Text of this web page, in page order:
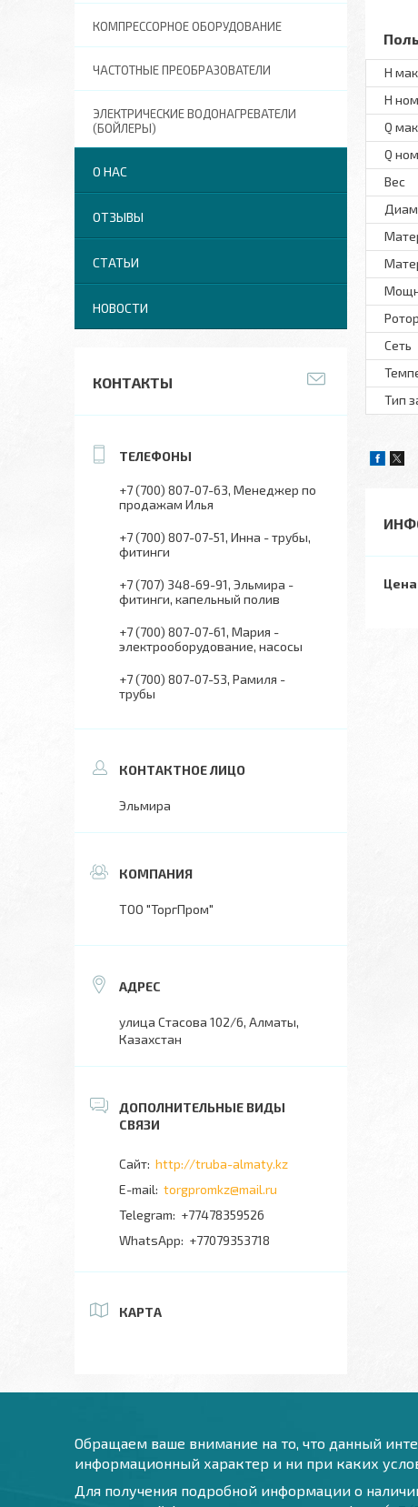
H
H
Q
Q
Вес
Ротор
Сеть
Тип
КОМПРЕССОРНОЕ ОБОРУДОВАНИЕ
ЧАСТОТНЫЕ ПРЕОБРАЗОВАТЕЛИ
ЭЛЕКТРИЧЕСКИЕ ВОДОНАГРЕВАТЕЛИ
(БОЙЛЕРЫ)
О НАС
ОТЗЫВЫ
СТАТЬИ
НОВОСТИ
КОНТАКТЫ
+7 (700) 807-07-63 Менеджер по
продажам Илья
+7 (700) 807-07-51 Инна - трубы,
фитинги
+7 (707) 348-69-91 Эльмира -
фитинги, капельный полив
+7 (700) 807-07-61 Мария -
электрооборудование, насосы
+7 (700) 807-07-53 Рамиля -
трубы
Эльмира
ТОО "ТоргПром"
улица Стасова 102/6, Алматы,
Казахстан
http://truba-almaty.kz
torgpromkz@mail.ru
+77478359526
+77079353718
КАРТА
Обращаем ваше внимание на то, что данный
информационный характер и ни при каких
Для получения подробной информации о